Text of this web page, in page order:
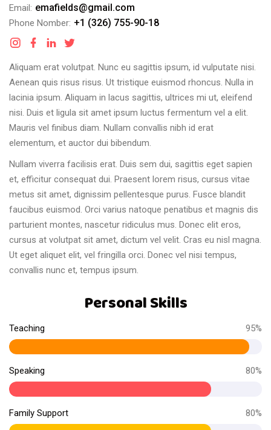
Email: emafields@gmail.com
Phone Nomber: +1 (326) 755-90-18
Aliquam erat volutpat. Nunc eu sagittis ipsum, id vulputate nisi.
Aenean quis risus risus. Ut tristique euismod rhoncus. Nulla in
lacinia ipsum. Aliquam in lacus sagittis, ultrices mi ut, eleifend
nisi. Duis et ligula sit amet ipsum luctus fermentum vel a elit.
Mauris vel finibus diam. Nullam convallis nibh id erat
elementum, et auctor dui bibendum.
Nullam viverra facilisis erat. Duis sem dui, sagittis eget sapien
et, efficitur consequat dui. Praesent lorem risus, cursus vitae
metus sit amet, dignissim pellentesque purus. Fusce blandit
faucibus euismod. Orci varius natoque penatibus et magnis dis
parturient montes, nascetur ridiculus mus. Donec elit eros,
cursus at volutpat sit amet, dictum vel velit. Cras eu nisl magna.
Ut eget aliquet elit, vel fringilla orci. Donec vel nisi tempus,
convallis nunc et, tempus ipsum.
Personal Skills
Teaching 95%
Speaking 80%
Family Support 80%